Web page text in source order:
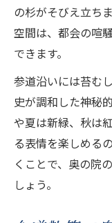
の杉がそびえ立ち
空間は、都会の喧
できます。
参道沿いには苔む
史が調和した神秘
や夏は新緑、秋は
る表情を楽しめる
くことで、奥の院
しょう。